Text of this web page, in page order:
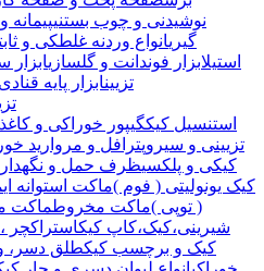
نوشیدنی و چوب بستنیپیمانه
گیریانواع وردنه غلطکی و
استیلابزار فوندانت و گلسازیابزار
تزیینابزار پایه
استنسیل کیکگیپور خوراکی و کاغذ
تزیینی و سیروپترافل و مروارید
کیکی و پلکسیظرف حمل و
کیک یونولیتی ( فوم )ماکت استوانه ای
( توپی )ماکت مخروطماکت
شیرینی،کیک،کاپ کیکاستراکچر ،
کیک و برچسب کیکطلق دسر،